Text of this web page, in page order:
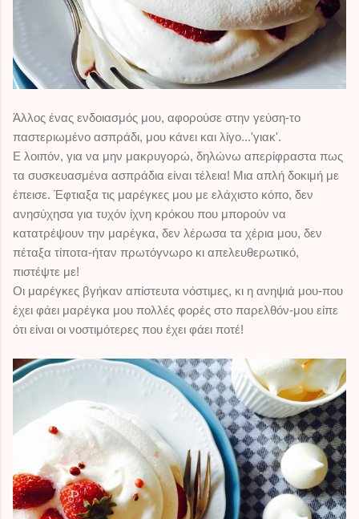
Άλλος ένας ενδοιασμός μου, αφορούσε στην γεύση-το
παστεριωμένο ασπράδι, μου κάνει και λίγο...'γιακ'.
Ε λοιπόν, για να μην μακρυγορώ, δηλώνω απερίφραστα πως
τα συσκευασμένα ασπράδια είναι τέλεια! Μια απλή δοκιμή με
έπεισε. Έφτιαξα τις μαρέγκες μου με ελάχιστο κόπο, δεν
ανησύχησα για τυχόν ίχνη κρόκου που μπορούν να
κατατρέψουν την μαρέγκα, δεν λέρωσα τα χέρια μου, δεν
πέταξα τίποτα-ήταν πρωτόγνωρο κι απελευθερωτικό,
πιστέψτε με!
Οι μαρέγκες βγήκαν απίστευτα νόστιμες, κι η ανηψιά μου-που
έχει φάει μαρέγκα μου πολλές φορές στο παρελθόν-μου είπε
ότι είναι οι νοστιμότερες που έχει φάει ποτέ!